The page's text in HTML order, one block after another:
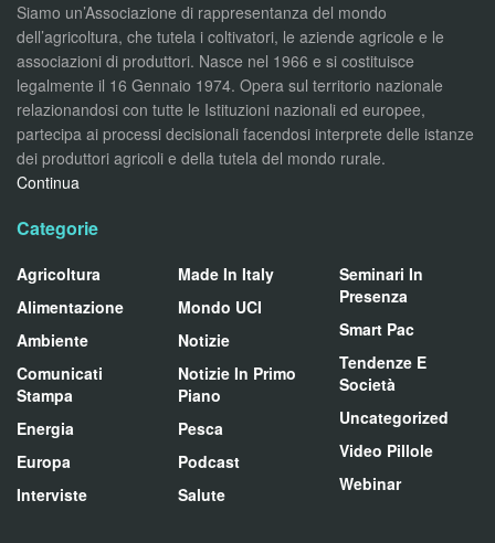
Siamo un’Associazione di rappresentanza del mondo
dell’agricoltura, che tutela i coltivatori, le aziende agricole e le
associazioni di produttori. Nasce nel 1966 e si costituisce
legalmente il 16 Gennaio 1974. Opera sul territorio nazionale
relazionandosi con tutte le Istituzioni nazionali ed europee,
partecipa ai processi decisionali facendosi interprete delle istanze
dei produttori agricoli e della tutela del mondo rurale.
Continua
Categorie
Agricoltura
Alimentazione
Ambiente
Comunicati
Stampa
Energia
Europa
Interviste
Made In Italy
Mondo UCI
Notizie
Notizie In Primo
Piano
Pesca
Podcast
Salute
Seminari In
Presenza
Smart Pac
Tendenze E
Società
Uncategorized
Video Pillole
Webinar